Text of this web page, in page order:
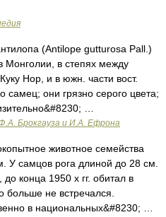
(Antilope gutturosa Pall.)
Монголии, в степях между
Нор, и в южн. части вост.
самец; они грязно серого цвета;
…
Брокгауза и И.А. Ефрона
животное семейства
У самцов рога длиной до 28 см.
конца 1950 х гг. обитал в
больше не встречался.
в национальных&#8230; …